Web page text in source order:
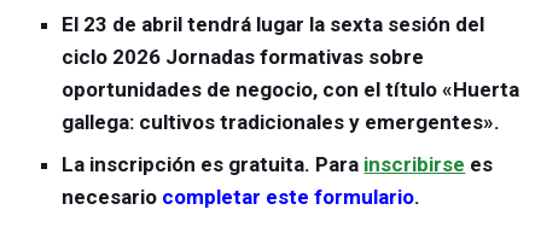
El 23 de abril tendrá lugar la sexta sesión del
ciclo 2026 Jornadas formativas sobre
oportunidades de negocio, con el título «Huerta
gallega: cultivos tradicionales y emergentes».
La inscripción es gratuita. Para inscribirse es
necesario completar este formulario.